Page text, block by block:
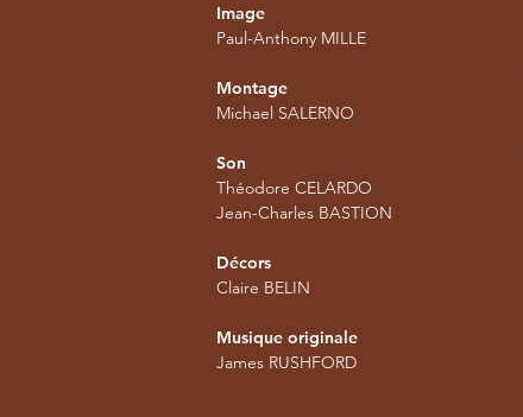
Image
Paul-Anthony MILLE
Montage
Michael SALERNO
Son
Théodore CELARDO
Jean-Charles BASTION
Décors
Claire BELIN
Musique originale
James RUSHFORD